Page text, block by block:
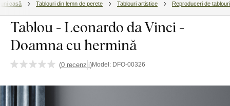
casă Tablouri din lemn de perete Tablouri artistice Reproduceri de tablouri
Tablou - Leonardo da Vinci -
Doamna cu hermină
(0 recenzii)Model: DFO-00326